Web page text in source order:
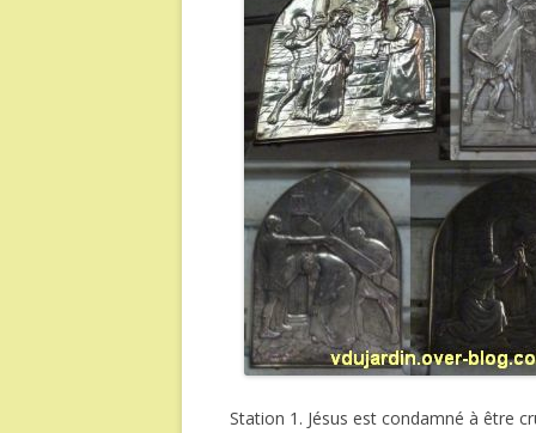
Station 1. Jésus est condamné à être